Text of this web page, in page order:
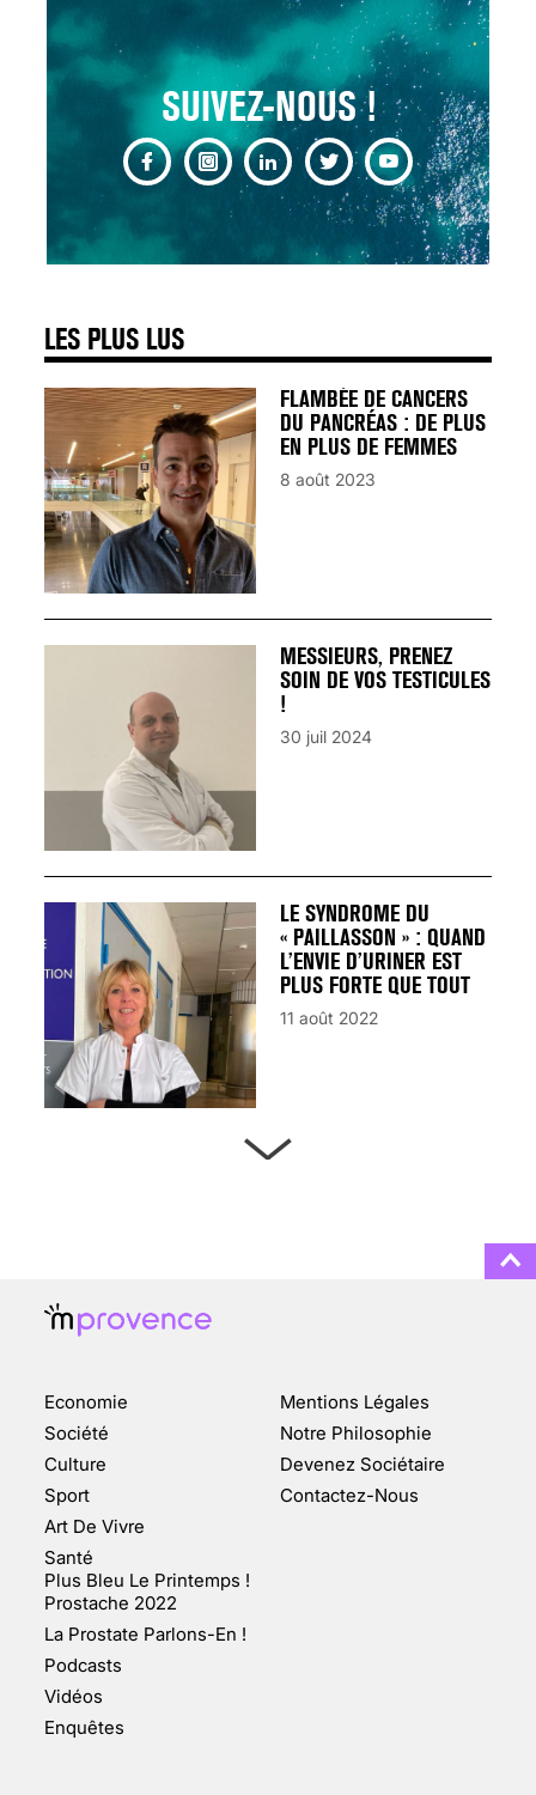
SUIVEZ-NOUS !
LES PLUS LUS
INSUFFISANCE
CARDIAQUE : LES
SIGNAUX D’ALERTE
AVANT… LA MORT
25 août 2024
FLAMBÉE DE CANCERS
DU PANCRÉAS : DE PLUS
EN PLUS DE FEMMES
8 août 2023
MESSIEURS, PRENEZ
SOIN DE VOS TESTICULES
!
30 juil 2024
LE SYNDROME DU
« PAILLASSON » : QUAND
L’ENVIE D’URINER EST
PLUS FORTE QUE TOUT
11 août 2022
CHANGEMENT DE SEXE :
DES DEMANDES
TOUJOURS PLUS
NOMBREUSES
Economie
Société
Culture
Sport
Art De Vivre
Santé
Plus Bleu Le Printemps !
Prostache 2022
La Prostate Parlons-En !
Podcasts
Vidéos
Enquêtes
Mentions Légales
Notre Philosophie
Devenez Sociétaire
Contactez-Nous